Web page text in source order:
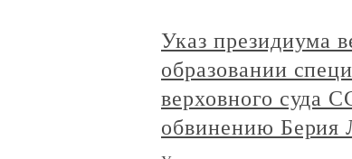
Указ президиума
образовании
верховного суда
обвинению Берия